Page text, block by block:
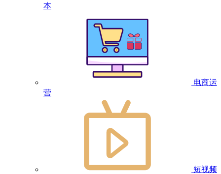
本
电商运
营
短视频